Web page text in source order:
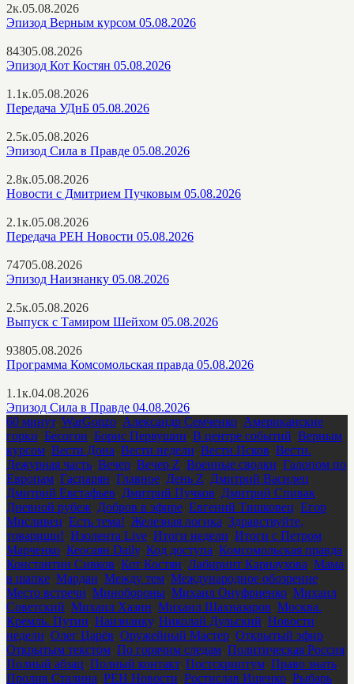
2к.05.08.2026
Эпизод Верным курсом 05.08.2026
84305.08.2026
Эпизод Кот Костян 05.08.2026
1.1к.05.08.2026
Передача УДнБ 05.08.2026
2.5к.05.08.2026
Эпизод Сила в Правде 05.08.2026
2.8к.05.08.2026
Новости с Дмитрием Пучковым 05.08.2026
2.1к.05.08.2026
Передача РЕН Новости 05.08.2026
74705.08.2026
Эпизод Наизнанку 05.08.2026
2.5к.05.08.2026
Выпуск с Тамиром Шейхом 05.08.2026
93805.08.2026
Программа Комсомольская правда 05.08.2026
1.1к.04.08.2026
Эпизод Сила в Правде 04.08.2026
60 минут, WarGonzo Александр Семченко Американские
горки Бесогон Борис Первушин В центре событий Верным
курсом Вести Дона Вести недели Вести Псков Вести.
Дежурная часть Вечер Вечер Z Военные сводки Галопом по
Европам Гаспарян Главное День Z Дмитрий Василец
Дмитрий Евстафьев Дмитрий Пучков Дмитрий Спивак
Дневной рубеж Добров в эфире Евгений Тишковец Егор
Мисливец Есть тема! Железная логика Здравствуйте,
товарищи! Изолента Live Итоги недели Итоги с Петром
Марченко Кеосаян Daily, Код доступа Комсомольская правда
Константин Сивков Кот Костян Лабиринт Карнаухова Мама
в шапке Мардан Между тем Международное обозрение
Место встречи Минобороны Михаил Онуфриенко Михаил
Советский Михаил Хазин Михаил Шахназаров Москва.
Кремль. Путин Наизнанку, Николай Дульский Новости
недели Олег Царёв Оружейный Мастер Открытый эфир
Открытым текстом По горячим следам Политическая Россия
Полный абзац Полный контакт, Постскриптум Право знать
Пролив Сталина РЕН Новости Ростислав Ищенко Рыбарь